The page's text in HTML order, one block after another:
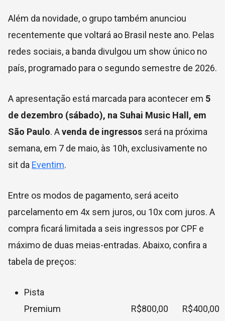
Além da novidade, o grupo também anunciou
recentemente que voltará ao Brasil neste ano. Pelas
redes sociais, a banda divulgou um show único no
país, programado para o segundo semestre de 2026.
A apresentação está marcada para acontecer em 5
de dezembro (sábado), na Suhai Music Hall, em
São Paulo. Avenda de ingressos será na próxima
semana, em 7 de maio, às 10h, exclusivamente no
sit da Eventim.
Entre os modos de pagamento, será aceito
parcelamento em 4x sem juros, ou 10x com juros. A
compra ficará limitada a seis ingressos por CPF e
máximo de duas meias-entradas. Abaixo, confira a
tabela de preços:
Pista
Premium R$800,00